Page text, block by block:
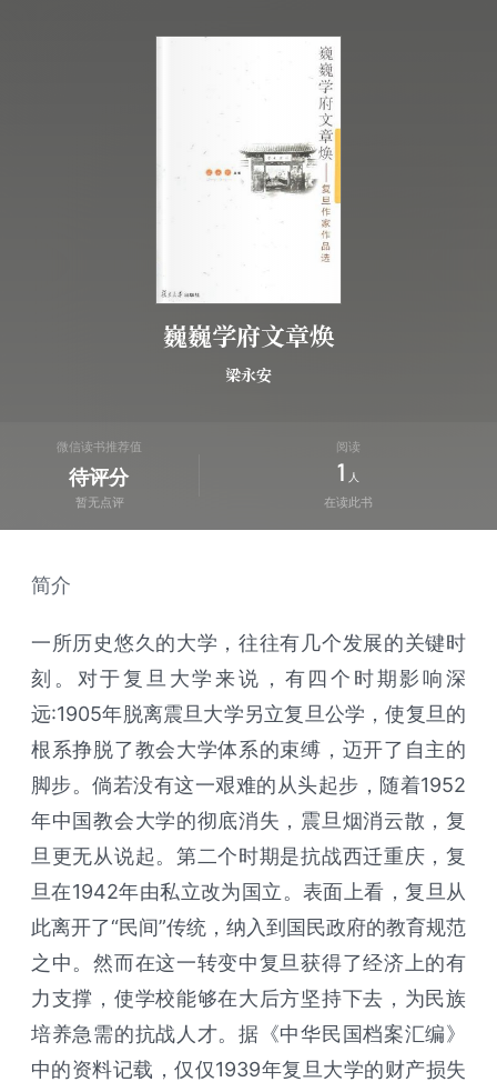
巍巍学府文章焕
梁永安
微信读书推荐值
待评分
暂无点评
阅读
1 人
在读此书
简介
一所历史悠久的大学，往往有几个发展的关键时
刻。对于复旦大学来说，有四个时期影响深
远:1905年脱离震旦大学另立复旦公学，使复旦的
根系挣脱了教会大学体系的束缚，迈开了自主的
脚步。倘若没有这一艰难的从头起步，随着1952
年中国教会大学的彻底消失，震旦烟消云散，复
旦更无从说起。第二个时期是抗战西迁重庆，复
旦在1942年由私立改为国立。表面上看，复旦从
此离开了“民间”传统，纳入到国民政府的教育规范
之中。然而在这一转变中复旦获得了经济上的有
力支撑，使学校能够在大后方坚持下去，为民族
培养急需的抗战人才。据《中华民国档案汇编》
中的资料记载，仅仅1939年复旦大学的财产损失